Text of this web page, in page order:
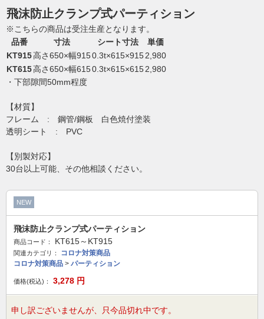
飛沫防止クランプ式パーティション
※こちらの商品は受注生産となります。
品番
寸法 シート寸法
単価
KT915高さ650×幅9150.3t×615×9152,980
KT615高さ650×幅6150.3t×615×6152,980
・下部隙間50mm程度
【材質】
フレーム : 鋼管/鋼板 白色焼付塗装
透明シート : PVC
【別製対応】
30台以上可能、その他相談ください。
NEW
飛沫防止クランプ式パーティション
商品コード： KT615～KT915
関連カテゴリ：
コロナ対策商品
コロナ対策商品 > パーティション
価格(税込)： 3,278 円
申し訳ございませんが、只今品切れ中です。